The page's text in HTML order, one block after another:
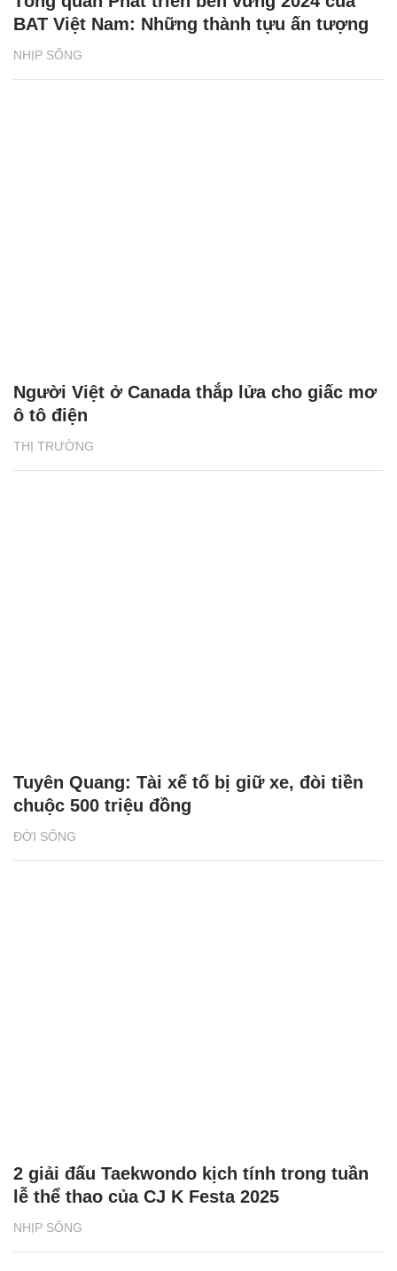
NHỊP SỐNG
BAT Việt Nam: Những thành tựu ấn tượng
THỊ TRƯỜNG
Người Việt ở Canada thắp lửa cho giấc mơ
ô tô điện
ĐỜI SỐNG
Tuyên Quang: Tài xế tố bị giữ xe, đòi tiền
chuộc 500 triệu đồng
NHỊP SỐNG
2 giải đấu Taekwondo kịch tính trong tuần
lễ thể thao của CJ K Festa 2025